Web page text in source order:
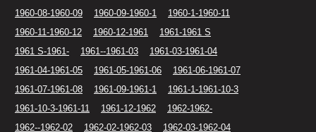
1960-08-1960-09
1960-09-1960-1
1960-1-1960-11
1960-11-1960-12
1960-12-1961
1961-1961 S
1961 S-1961-
1961--1961-03
1961-03-1961-04
1961-04-1961-05
1961-05-1961-06
1961-06-1961-07
1961-07-1961-08
1961-09-1961-1
1961-1-1961-10-3
1961-10-3-1961-11
1961-12-1962
1962-1962-
1962--1962-02
1962-02-1962-03
1962-03-1962-04